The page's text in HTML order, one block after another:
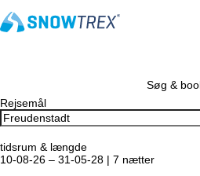
Søg &
Rejsemål
tidsrum & længde
10-08-26 – 31-05-28 | 7 nætter